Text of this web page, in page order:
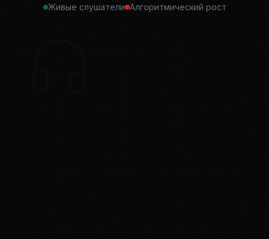
Живые слушатели Алгоритмический рост